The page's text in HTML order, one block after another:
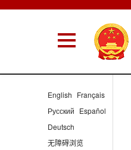
English Français
Русский Español
Deutsch
无障碍浏览